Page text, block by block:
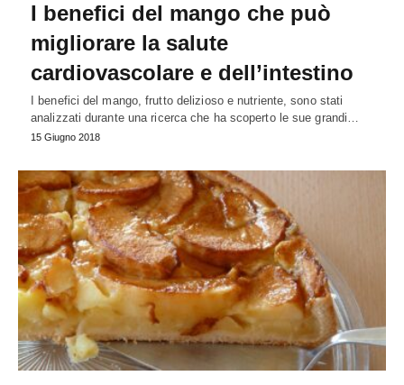
I benefici del mango che può
migliorare la salute
cardiovascolare e dell’intestino
I benefici del mango, frutto delizioso e nutriente, sono stati
analizzati durante una ricerca che ha scoperto le sue grandi…
15 Giugno 2018